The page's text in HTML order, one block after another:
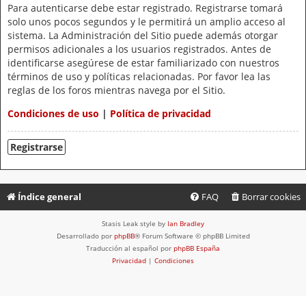
Para autenticarse debe estar registrado. Registrarse tomará
solo unos pocos segundos y le permitirá un amplio acceso al
sistema. La Administración del Sitio puede además otorgar
permisos adicionales a los usuarios registrados. Antes de
identificarse asegúrese de estar familiarizado con nuestros
términos de uso y políticas relacionadas. Por favor lea las
reglas de los foros mientras navega por el Sitio.
Condiciones de uso | Política de privacidad
Registrarse
Índice general Borrar cookies
FAQ
Stasis Leak style by Ian Bradley
Desarrollado por phpBB® Forum Software © phpBB Limited
Traducción al español por phpBB España
Privacidad | Condiciones